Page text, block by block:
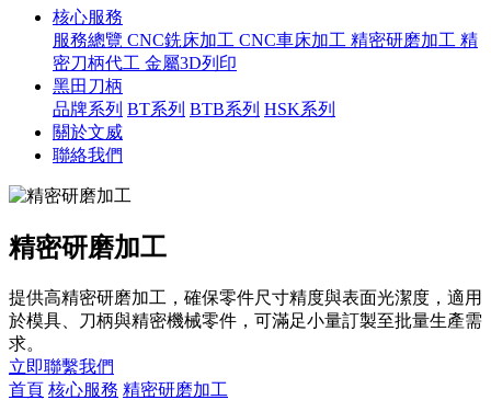
核心服務
服務總覽 CNC銑床加工 CNC車床加工 精密研磨加工 精
密刀柄代工 金屬3D列印
黑田刀柄
品牌系列 BT系列 BTB系列 HSK系列
關於文威
聯絡我們
精密研磨加工
提供高精密研磨加工，確保零件尺寸精度與表面光潔度，適用
於模具、刀柄與精密機械零件，可滿足小量訂製至批量生產需
求。
立即聯繫我們
首頁 核心服務 精密研磨加工